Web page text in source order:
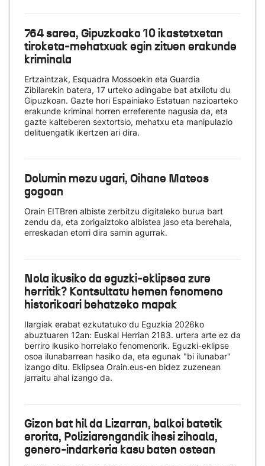
764 sarea, Gipuzkoako 10 ikastetxetan
tiroketa-mehatxuak egin zituen erakunde
kriminala
Ertzaintzak, Esquadra Mossoekin eta Guardia
Zibilarekin batera, 17 urteko adingabe bat atxilotu du
Gipuzkoan. Gazte hori Espainiako Estatuan nazioarteko
erakunde kriminal horren erreferente nagusia da, eta
gazte kalteberen sextortsio, mehatxu eta manipulazio
delituengatik ikertzen ari dira.
Dolumin mezu ugari, Oihane Mateos
gogoan
Orain EITBren albiste zerbitzu digitaleko burua bart
zendu da, eta zorigaiztoko albistea jaso eta berehala,
erreskadan etorri dira samin agurrak.
Nola ikusiko da eguzki-eklipsea zure
herritik? Kontsultatu hemen fenomeno
historikoari behatzeko mapak
Ilargiak erabat ezkutatuko du Eguzkia 2026ko
abuztuaren 12an: Euskal Herrian 2183. urtera arte ez da
berriro ikusiko horrelako fenomenorik. Eguzki-eklipse
osoa ilunabarrean hasiko da, eta egunak "bi ilunabar"
izango ditu. Eklipsea Orain.eus-en bidez zuzenean
jarraitu ahal izango da.
Gizon bat hil da Lizarran, balkoi batetik
erorita, Poliziarengandik ihesi zihoala,
genero-indarkeria kasu baten ostean